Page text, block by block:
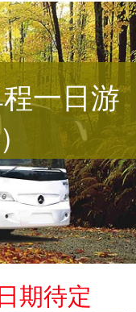
一日游
期待定